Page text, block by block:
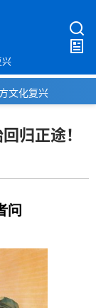
兴
文化复兴
归正途！
问